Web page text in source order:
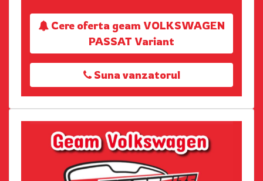
Cere oferta geam VOLKSWAGEN
PASSAT Variant
Suna vanzatorul